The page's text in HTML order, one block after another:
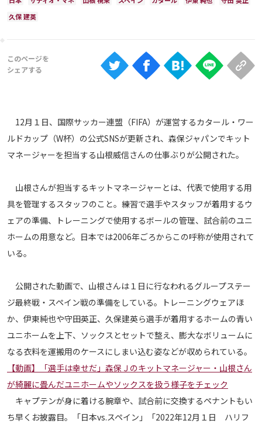
視聴方法
iOS Apps
Web
TV
メディアアライアンス
久保 建英
12月１日、国際サッカー連盟（FIFA）が運営するカタール・ワー
ルドカップ（W杯）の公式SNSが更新され、森保ジャパンでキット
マネージャーを担当する山根威信さんの仕事ぶりが公開された。
山根さんが担当するキットマネージャーとは、代表で使用する用
具を管理するスタッフのこと。練習で選手やスタッフが着用するウ
ェアの準備、トレーニングで使用するボールの管理、試合前のユニ
ホームの用意など。日本では2006年ごろからこの呼称が使用されて
いる。
公開された動画で、山根さんは１日に行なわれるグループステー
ジ最終戦・スペイン戦の準備をしている。トレーニングウェアほ
か、伊東純也や守田英正、久保建英ら選手が着用するホームの青い
ユニホームを上下、ソックスとセットで整え、膨大なボリュームに
なる衣料を運搬用のケースにしまい込む姿などが収められている。
【動画】「選手は幸せだ」森保Ｊのキットマネージャー・山根さん
が綺麗に畳んだユニホームやソックスを扱う様子をチェック
キャプテンが身に着ける腕章や、試合前に交換するペナントもい
ち早くお披露目。「日本vs.スペイン」「2022年12月１日 ハリフ